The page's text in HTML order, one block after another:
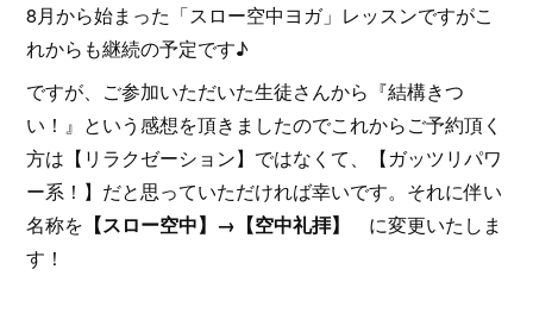
8月から始まった「スロー空中ヨガ」レッスンですがこ
れからも継続の予定です♪
ですが、ご参加いただいた生徒さんから『結構きつ
い！』という感想を頂きましたのでこれからご予約頂く
方は【リラクゼーション】ではなくて、【ガッツリパワ
ー系！】だと思っていただければ幸いです。それに伴い
名称を 【スロー空中】→【空中礼拝】
に変更いたしま
す！